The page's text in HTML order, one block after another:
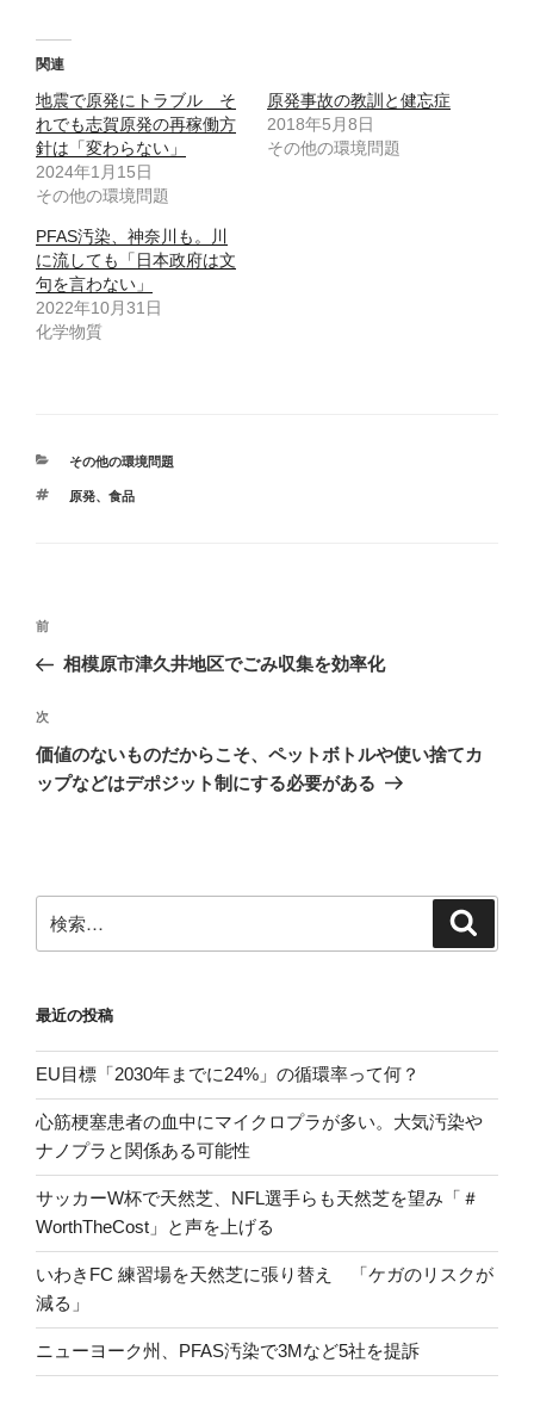
t
t
e
r
で
共
有
(
し
い
ウ
ィ
ン
ド
ウ
で
開
共
有
す
る
に
は
ク
リ
ク
し
て
く
だ
さ
い
で
開
ま
関連
地震で原発にトラブル そ
れでも志賀原発の再稼働方
針は「変わらない」
2024年1月15日
その他の環境問題
原発事故の教訓と健忘症
2018年5月8日
その他の環境問題
PFAS汚染、神奈川も。川
に流しても「日本政府は文
句を言わない」
2022年10月31日
化学物質
カ
ゴ
その他の環境問題
タ
原発、 食品
投
ナ
ビ
ゲ
ー
前
の
稿
前
相模原市津久井地区でごみ収集を効率化
次
の
投
次
価値のないものだからこそ、ペットボトルや使い捨てカ
ップなどはデポジット制にする必要がある
索:
最近の投稿
EU目標「2030年までに24%」の循環率って何？
心筋梗塞患者の血中にマイクロプラが多い。大気汚染や
ナノプラと関係ある可能性
サッカーW杯で天然芝、NFL選手らも天然芝を望み「＃
WorthTheCost」と声を上げる
いわきFC 練習場を天然芝に張り替え 「ケガのリスクが
減る」
ニューヨーク州、PFAS汚染で3Mなど5社を提訴